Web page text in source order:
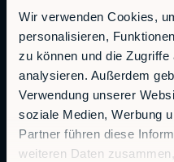
Wir verwenden Cookies,
personalisieren,
zu können und die
analysieren. Außerdem
Verwendung unserer
soziale Medien, Werbung
Partner führen diese
weiteren Daten
RobCo GmbH
80333 Munich
General Inquiries
info@robco.de